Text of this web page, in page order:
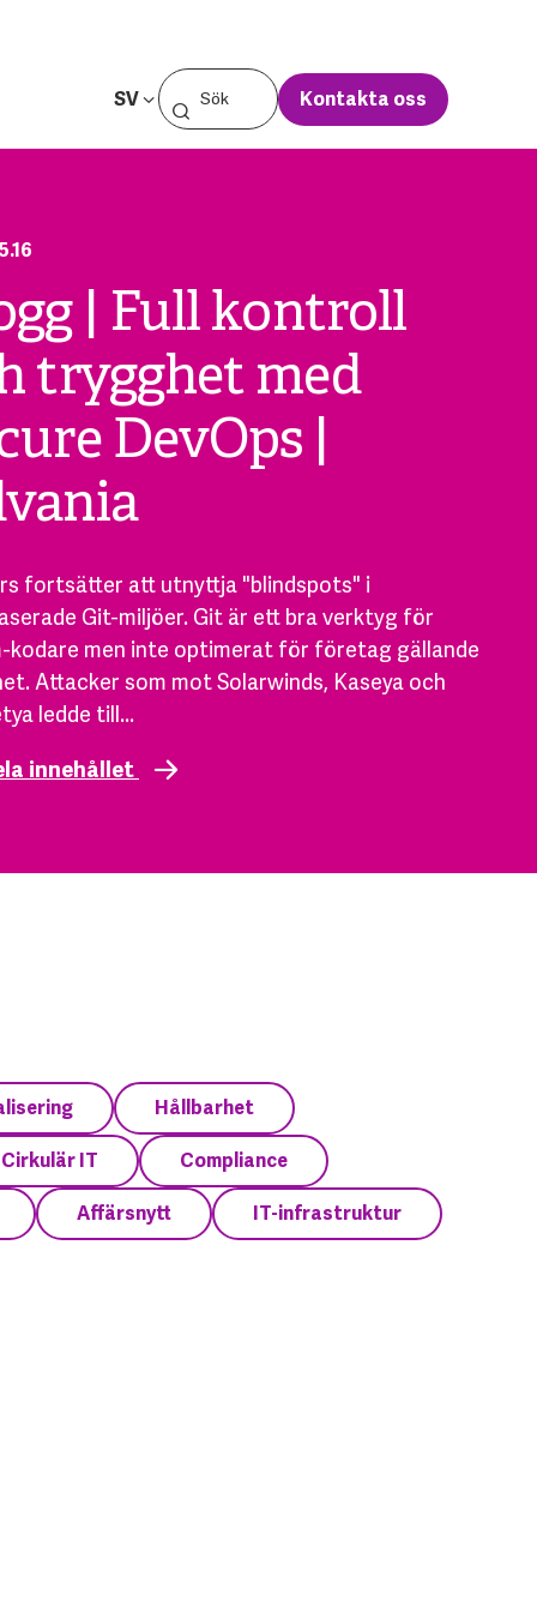
SV Kontakta oss
| Full kontroll
trygghet med
DevOps |
fortsätter att utnyttja "blindspots" i
Git-miljöer. Git är ett bra verktyg för
kodare men inte optimerat för företag gällande
Attacker som mot Solarwinds, Kaseya och
ledde till...
innehållet
Hållbarhet
Cirkulär IT Compliance
Affärsnytt IT-infrastruktur